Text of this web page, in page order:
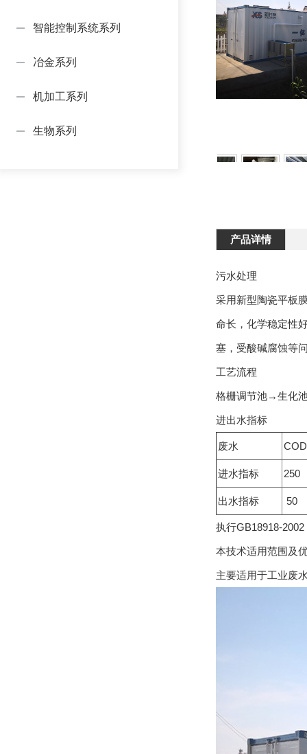
智能控制系统系列
冶金系列
机加工系列
生物系列
产品详情
污水处理
采用新型陶瓷平板
命长，化学稳定性
塞，受酸碱腐蚀等
工艺流程
格栅调节池→生化
进出水指标
废水
进水指标 250
出水指标 50
执行GB18918-
本技术适用范围及
主要适用于工业废